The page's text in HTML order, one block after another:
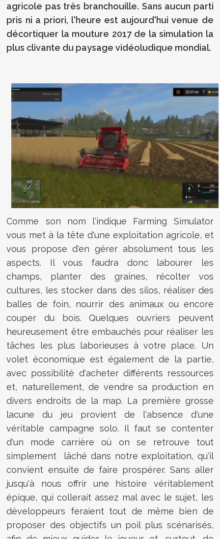
agricole pas très branchouille. Sans aucun parti
pris ni a priori, l'heure est aujourd'hui venue de
décortiquer la mouture 2017 de la simulation la
plus clivante du paysage vidéoludique mondial.
Comme son nom l'indique Farming Simulator
vous met à la tête d'une exploitation agricole, et
vous propose d'en gérer absolument tous les
aspects. Il vous faudra donc labourer les
champs, planter des graines, récolter vos
cultures, les stocker dans des silos, réaliser des
balles de foin, nourrir des animaux ou encore
couper du bois. Quelques ouvriers peuvent
heureusement être embauchés pour réaliser les
tâches les plus laborieuses à votre place. Un
volet économique est également de la partie,
avec possibilité d'acheter différents ressources
et, naturellement, de vendre sa production en
divers endroits de la map. La première grosse
lacune du jeu provient de l'absence d'une
véritable campagne solo. Il faut se contenter
d'un mode carrière où on se retrouve tout
simplement lâché dans notre exploitation, qu'il
convient ensuite de faire prospérer. Sans aller
jusqu'à nous offrir une histoire véritablement
épique, qui collerait assez mal avec le sujet, les
développeurs feraient tout de même bien de
proposer des objectifs un poil plus scénarisés,